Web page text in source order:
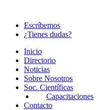
Escríbemos
¿Tienes dudas?
Inicio
Directorio
Noticias
Sobre Nosotros
Soc. Científicas
Capacitaciones
Contacto